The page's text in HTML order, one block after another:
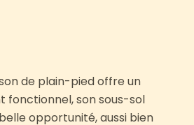
de plain-pied offre un
fonctionnel, son sous-sol
opportunité, aussi bien